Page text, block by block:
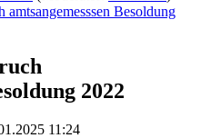
Besoldung
2022
11:24